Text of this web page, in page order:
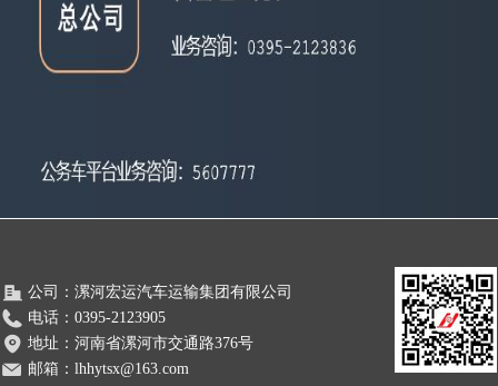
公司： 漯河宏运汽车运输集团有限公司
电话： 0395-2123905
地址： 河南省漯河市交通路376号
邮箱： lhhytsx@163.com